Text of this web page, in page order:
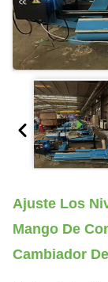
Ajuste Los
Mango De
Cambiador